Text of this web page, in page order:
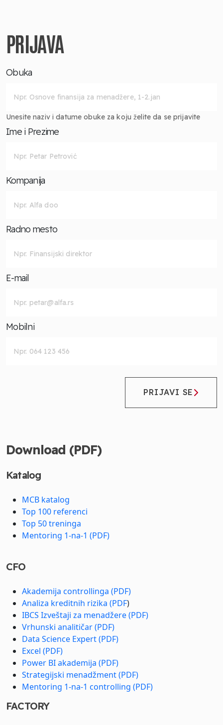
PRIJAVA
Obuka
Unesite naziv i datume obuke za koju želite da se prijavite
Ime i Prezime
Kompanija
Radno mesto
E-mail
Mobilni
PRIJAVI SE
Download (PDF)
Katalog
MCB katalog
Top 100 referenci
Top 50 treninga
Mentoring 1-na-1 (PDF)
CFO
Akademija controllinga (PDF)
Analiza kreditnih rizika (PDF)
IBCS Izveštaji za menadžere (PDF)
Vrhunski analitičar (PDF)
Data Science Expert (PDF)
Excel (PDF)
Power BI akademija (PDF)
Strategijski menadžment (PDF)
Mentoring 1-na-1 controlling (PDF)
FACTORY